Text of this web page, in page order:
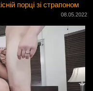
порці зі страпоном
08.05.2022